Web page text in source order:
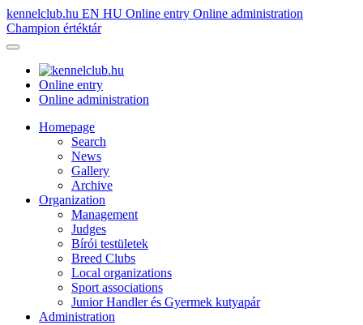
kennelclub.hu EN HU Online entry Online administration
Champion értéktár
Online entry
Online administration
Homepage
Search
News
Gallery
Archive
Organization
Management
Judges
Bírói testületek
Breed Clubs
Local organizations
Sport associations
Junior Handler és Gyermek kutyapár
Administration